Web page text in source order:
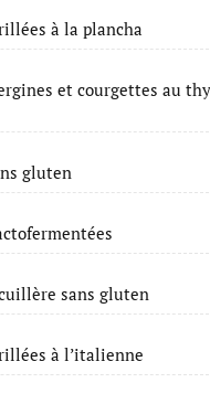
à la plancha
et courgettes au
gluten
sans gluten
à l’italienne